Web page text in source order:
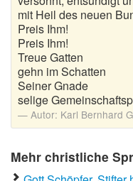
Sprüche zur
Sprüche zur
Sprüche zur
Zufallsspruch
mit Heil des neuen
Preis Ihm!
Preis Ihm!
Treue Gatten
gehn im Schatten
Seiner Gnade
selige
Autor: Karl Bernhard
Mehr christliche